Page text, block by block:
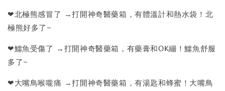
❤北極熊感冒了 →打開神奇醫藥箱，有體溫計和熱水袋！北
極熊好多了~
❤鱷魚受傷了 →打開神奇醫藥箱，有藥膏和OK繃！鱷魚舒服
多了~
❤大嘴鳥喉嚨痛 →打開神奇醫藥箱，有湯匙和蜂蜜！大嘴鳥